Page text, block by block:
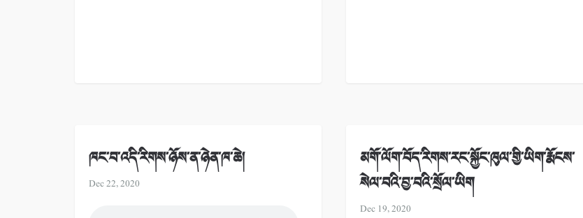
ཁང་བ་འདི་རིགས་ཉོས་ན་ཉེན་ཁ་ཆེ།
Dec 22, 2020
མགོ་ལོག་བོད་རིགས་རང་སྐྱོང་ཁུལ་གྱི་ཡིག་རྨོངས་
སེལ་བའི་བྱ་བའི་སྲོལ་ཡིག
Dec 19, 2020